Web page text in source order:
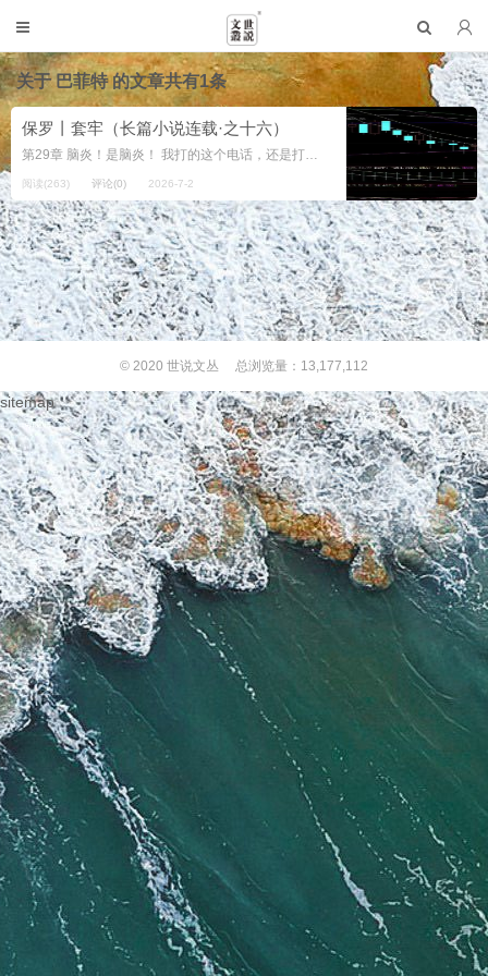
关于巴菲特的文章共有1条
保罗丨套牢（长篇小说连载·之十六）
第29章 脑炎！是脑炎！ 我打的这个电话，还是打给唐皇，还是叫他打一万块钱。电话里，唐皇二话没说，直接说“好，我马上！”没有丝毫犹豫。 不过唐皇那天也不爽，又说起股票，说，“唉，钱坤，又跌啦！一开盘，我那个软塌塌...
阅读(263) 评论(0) 2026-7-2
© 2020 世说文丛 总浏览量：13,177,112
sitemap